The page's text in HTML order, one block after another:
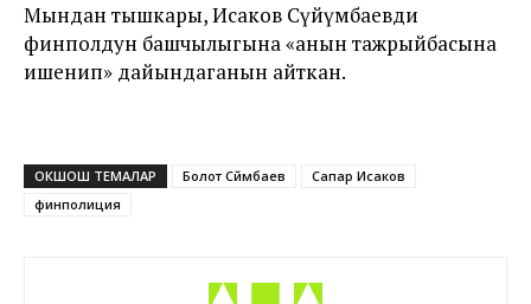
Мындан тышкары, Исаков Сүйүмбаевди
финполдун башчылыгына «анын тажрыйбасына
ишенип» дайындаганын айткан.
ОКШОШ ТЕМАЛАР Болот Сүйүмбаев
Сапар Исаков
финполиция